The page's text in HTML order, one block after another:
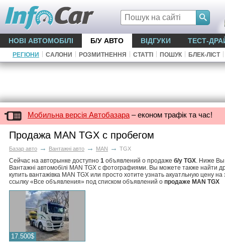
НОВІ АВТОМОБІЛІ Б/У АВТО ВІДГУКИ ТЕСТ-
РЕГІОНИ САЛОНИ РОЗМИТНЕННЯ СТАТТІ ПОШУК БЛЕК-ЛІСТ
Мобильна версія Автобазара – економ трафік та час!
Продажа MAN TGX с пробегом
Базар авто → Вантажні авто → MAN → TGX
Сейчас на авторынке доступно 1 объявлений о продаже б/у TGX. Ниже Вы
Вантажні автомобілі MAN TGX с фотографиями. Вы можете также найти
купить вантажівка MAN TGX или просто хотите узнать акуатльную цену
ссылку «Все объявления» под списком объявлений о продаже MAN TGX
17.500$